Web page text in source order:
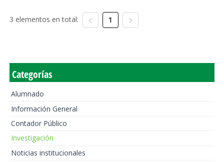
3 elementos en total: 1
Categorías
Alumnado
Información General
Contador Público
Investigación
Noticias institucionales